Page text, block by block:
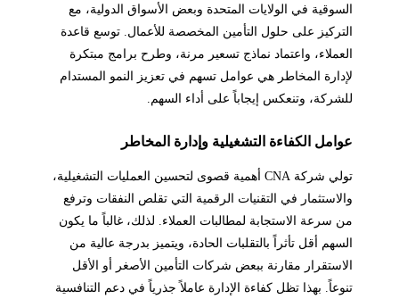
السوقية في الولايات المتحدة وبعض الأسواق الدولية، مع
التركيز على حلول التأمين المخصصة للأعمال. توسع قاعدة
العملاء، واعتماد نماذج تسعير مرنة، وطرح برامج مبتكرة
لإدارة المخاطر هي عوامل تسهم في تعزيز النمو المستدام
للشركة، وتنعكس إيجاباً على أداء السهم.
عوامل الكفاءة التشغيلية وإدارة المخاطر
تولي شركة CNA أهمية قصوى لتحسين العمليات التشغيلية،
والاستثمار في التقنيات الرقمية التي تقلص النفقات وترفع
من سرعة الاستجابة لمطالبات العملاء. لذلك، غالباً ما يكون
السهم أقل تأثراً بالتقلبات الحادة، ويتميز بدرجة عالية من
الاستقرار مقارنة ببعض شركات التأمين الأصغر أو الأقل
تنوعاً. بهذا تظل كفاءة الإدارة عاملاً جذرياً في دعم التنافسية